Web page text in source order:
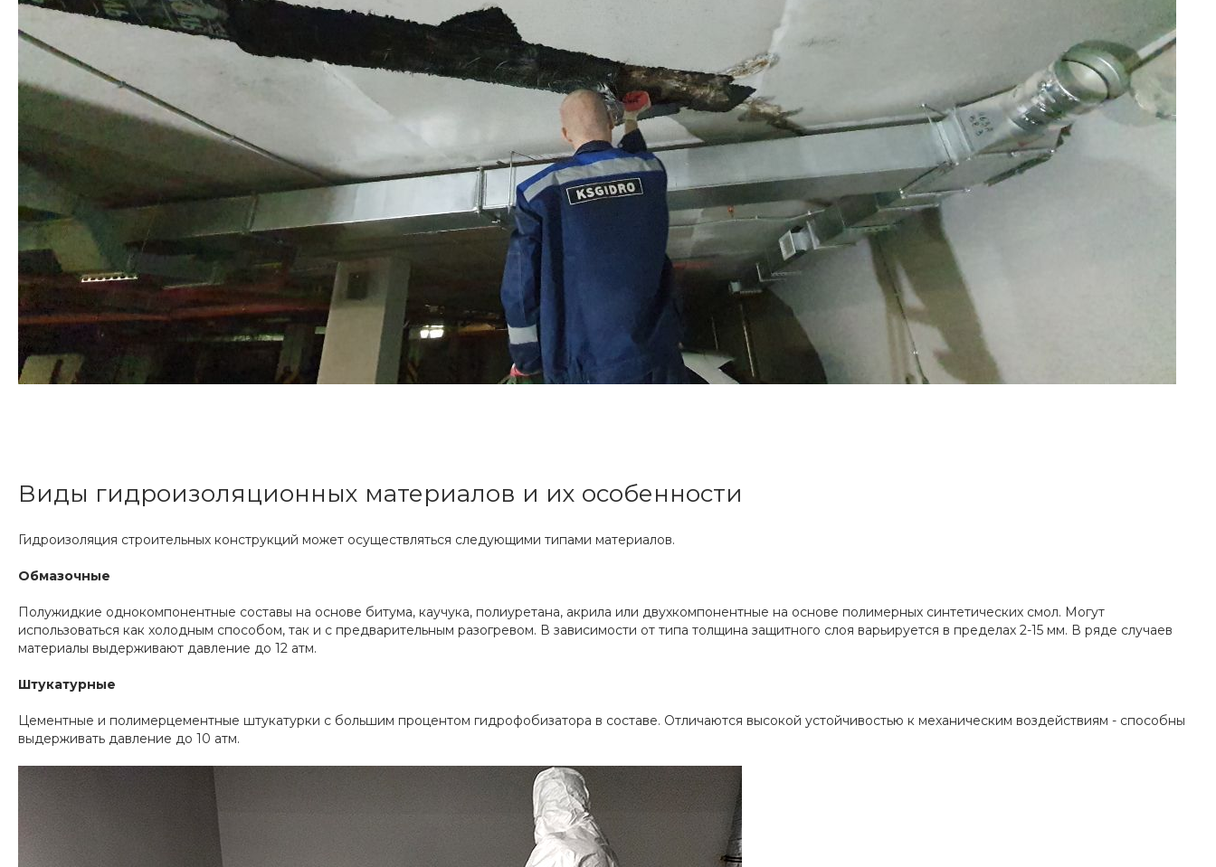
Виды гидроизоляционных материалов и их особенности
Гидроизоляция строительных конструкций может осуществляться следующими типами материалов.
Обмазочные
Полужидкие однокомпонентные составы на основе битума, каучука, полиуретана, акрила или двухкомпонентные на основе полимерных синтетических смол. Могут
использоваться как холодным способом, так и с предварительным разогревом. В зависимости от типа толщина защитного слоя варьируется в пределах 2-15 мм. В ряде случаев
материалы выдерживают давление до 12 атм.
Штукатурные
Цементные и полимерцементные штукатурки с большим процентом гидрофобизатора в составе. Отличаются высокой устойчивостью к механическим воздействиям - способны
выдерживать давление до 10 атм.